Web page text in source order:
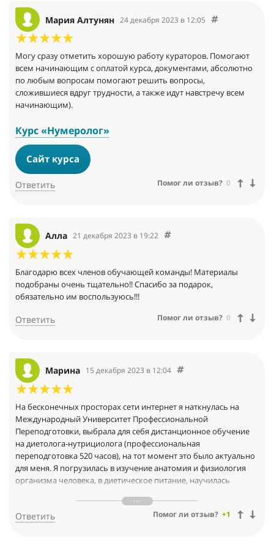
Мария Алтунян 24 декабря 2023 в 12:05
Могу сразу отметить хорошую работу кураторов. Помогают
всем начинающим с оплатой курса, документами, абсолютно
по любым вопросам помогают решить вопросы,
сложившиеся вдруг трудности, а также идут навстречу всем
начинающим).
Курс «Нумеролог»
Сайт курса
Ответить Помог ли отзыв? 0
Алла 21 декабря 2023 в 19:22
Благодарю всех членов обучающей команды! Материалы
подобраны очень тщательно!! Спасибо за подарок,
обязательно им воспользуюсь!!!
Ответить Помог ли отзыв? 0
Марина 15 декабря 2023 в 12:04
На бесконечных просторах сети интернет я наткнулась на
Международный Университет Профессиональной
Переподготовки, выбрала для себя дистанционное обучение
на диетолога-нутрициолога (профессиональная
переподготовка 520 часов), на тот момент это было актуально
для меня. Я погрузилась в изучение анатомия и физиология
организма человека, в диетическое питание, научилась
особенности питания детей и пожилых людей, а так же
спортсменов.
Ответить Помог ли отзыв? +1